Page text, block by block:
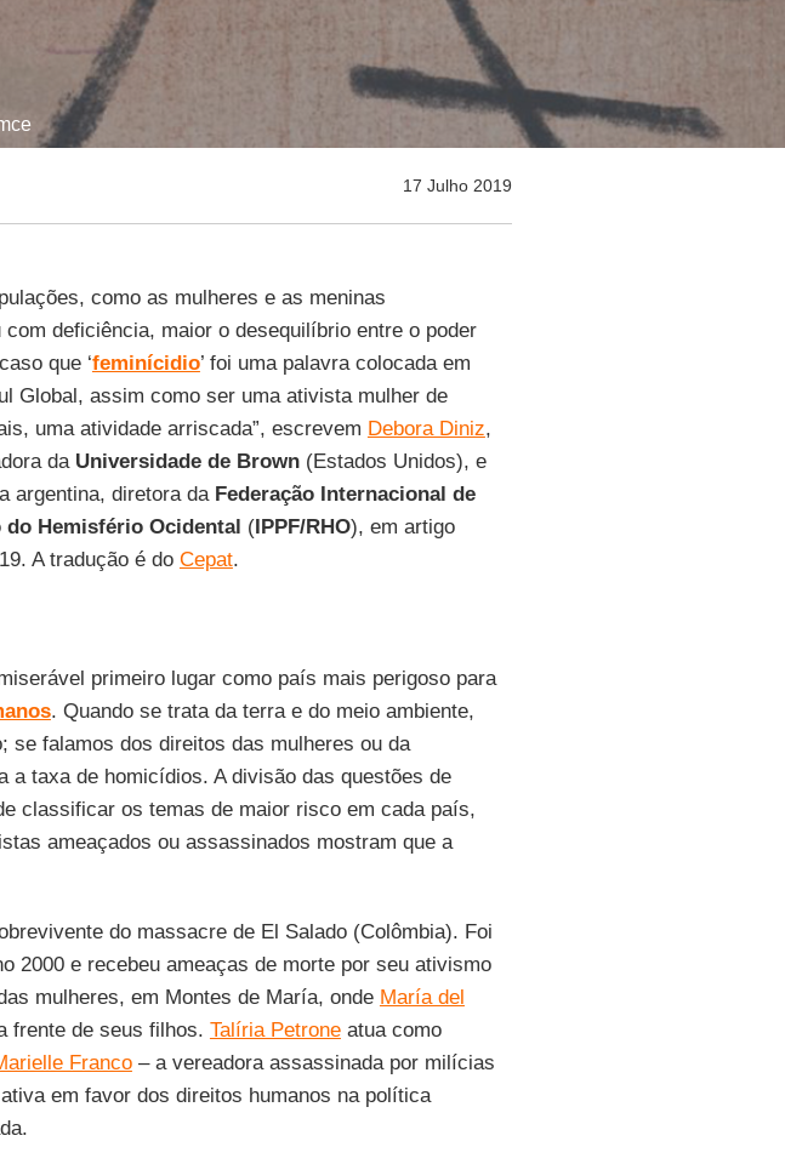
17 Julho 2019
como as mulheres e as meninas
deficiência, maior o desequilíbrio entre o poder
que ‘feminícidio’ foi uma palavra colocada em
Global, assim como ser uma ativista mulher de
uma atividade arriscada”, escrevem Debora Diniz,
da Universidade de Brown(Estados Unidos), e
argentina, diretora da Federação Internacional de
do Hemisfério Ocidental (IPPF/RHO), em artigo
A tradução é do Cepat.
primeiro lugar como país mais perigoso para
. Quando se trata da terra e do meio ambiente,
se falamos dos direitos das mulheres ou da
a taxa de homicídios. A divisão das questões de
classificar os temas de maior risco em cada país,
ameaçados ou assassinados mostram que a
do massacre de El Salado (Colômbia). Foi
2000 e recebeu ameaças de morte por seu ativismo
mulheres, em Montes de María, onde María del
frente de seus filhos. Talíria Petroneatua como
Franco– a vereadora assassinada por milícias
em favor dos direitos humanos na política